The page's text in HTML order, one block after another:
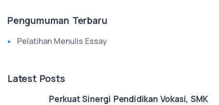
Pengumuman Terbaru
Pelatihan Menulis Essay
Latest Posts
Perkuat Sinergi Pendidikan Vokasi, SMK